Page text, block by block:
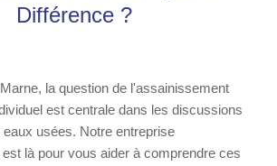
Différence ?
la question de l'assainissement
est centrale dans les discussions
usées. Notre entreprise
là pour vous aider à comprendre ces